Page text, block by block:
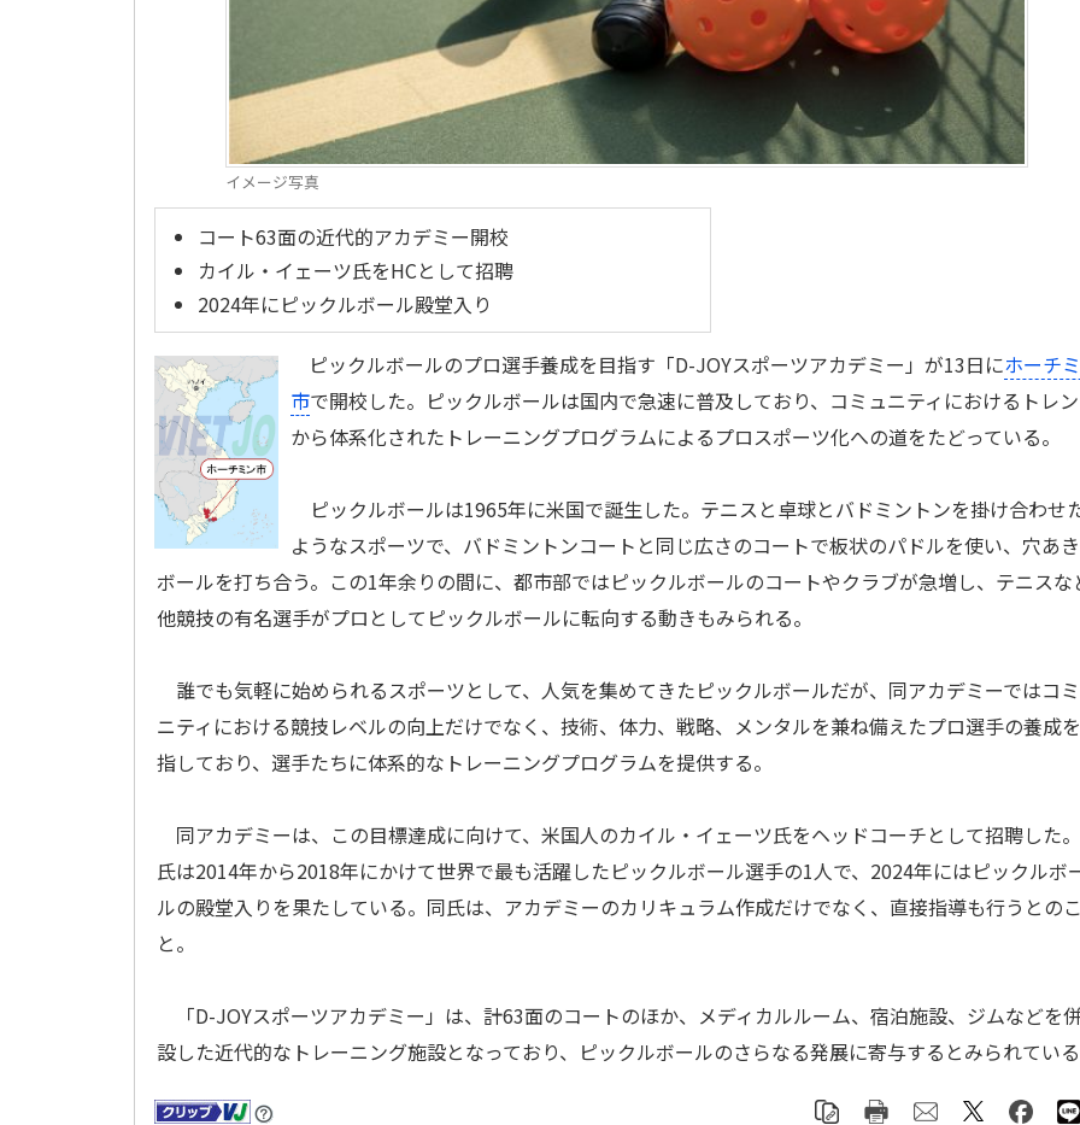
イメージ写真
コート63面の近代的アカデミー開校
カイル・イェーツ氏をHCとして招聘
2024年にピックルボール殿堂入り
ピックルボールのプロ選手養成を目指す「D-JOYスポーツアカデミー」が13日にホーチ
市で開校した。ピックルボールは国内で急速に普及しており、コミュニティにおけるトレ
から体系化されたトレーニングプログラムによるプロスポーツ化への道をたどっている。
ピックルボールは1965年に米国で誕生した。テニスと卓球とバドミントンを掛け合わせ
ようなスポーツで、バドミントンコートと同じ広さのコートで板状のパドルを使い、穴あ
ボールを打ち合う。この1年余りの間に、都市部ではピックルボールのコートやクラブが急増し、テニスな
他競技の有名選手がプロとしてピックルボールに転向する動きもみられる。
誰でも気軽に始められるスポーツとして、人気を集めてきたピックルボールだが、同アカデミーではコ
ニティにおける競技レベルの向上だけでなく、技術、体力、戦略、メンタルを兼ね備えたプロ選手の養成
指しており、選手たちに体系的なトレーニングプログラムを提供する。
同アカデミーは、この目標達成に向けて、米国人のカイル・イェーツ氏をヘッドコーチとして招聘した
氏は2014年から2018年にかけて世界で最も活躍したピックルボール選手の1人で、2024年にはピックルボ
ルの殿堂入りを果たしている。同氏は、アカデミーのカリキュラム作成だけでなく、直接指導も行うとの
と。
「D-JOYスポーツアカデミー」は、計63面のコートのほか、メディカルルーム、宿泊施設、ジムなどを
設した近代的なトレーニング施設となっており、ピックルボールのさらなる発展に寄与するとみられてい